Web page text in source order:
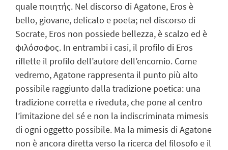
quale ποιητής. Nel discorso di Agatone, Eros è
bello, giovane, delicato e poeta; nel discorso di
Socrate, Eros non possiede bellezza, è scalzo ed è
φιλόσοφος. In entrambi i casi, il profilo di Eros
riflette il profilo dell’autore dell’encomio. Come
vedremo, Agatone rappresenta il punto più alto
possibile raggiunto dalla tradizione poetica: una
tradizione corretta e riveduta, che pone al centro
l’imitazione del sé e non la indiscriminata mimesis
di ogni oggetto possibile. Ma la mimesis di Agatone
non è ancora diretta verso la ricerca del filosofo e il